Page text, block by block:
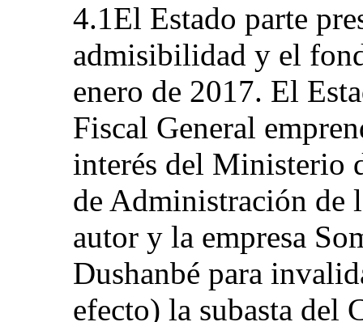
4.1El Estado parte
admisibilidad y el
enero de 2017. El
Fiscal General
interés del Ministerio
de Administración de
autor y la empresa
Dushanbé para
efecto) la subasta del